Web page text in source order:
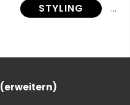
STYLING
PICTURESQUE
(erweitern)